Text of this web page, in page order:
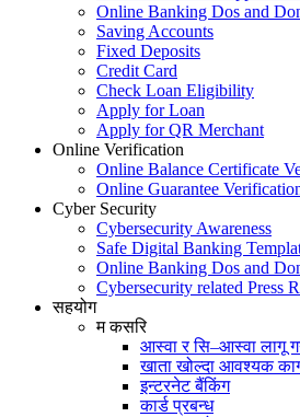
Online Banking Dos and
Saving Accounts
Fixed Deposits
Credit Card
Check Loan Eligibility
Apply for Loan
Apply for QR Merchant
Online Verification
Online Balance Certificate
Online Guarantee
Cyber Security
Cybersecurity Awareness
Safe Digital Banking
Online Banking Dos and
Cybersecurity related Press
सहयोग
म कसरि
आस्वा र सि–आस्वा लागू
खाता खोल्दा आवश्यक
इन्टरनेट बैंकिंग
कार्ड प्रबन्ध